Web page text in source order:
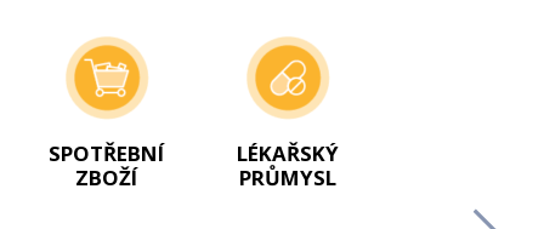
SPOTŘEBNÍ
ZBOŽÍ
LÉKAŘSKÝ
PRŮMYSL